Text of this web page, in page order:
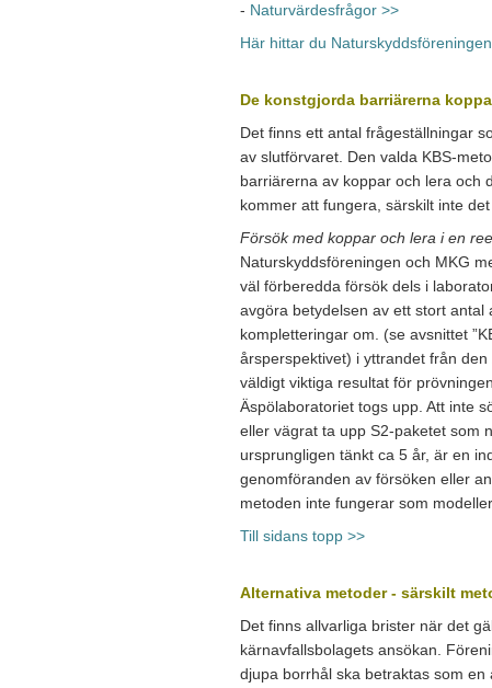
- Naturvärdesfrågor >>
Här hittar du
De konstgjorda barriärerna
Det finns ett antal frågeställningar
av slutförvaret. Den valda KBS-
barriärerna av koppar och lera och
kommer att fungera, särskilt inte
Försök med koppar och lera i en
Naturskyddsföreningen och MKG
väl förberedda försök dels i
avgöra betydelsen av ett stort
kompletteringar om. (se avsnittet
årsperspektivet) i yttrandet från
väldigt viktiga resultat för
Äspölaboratoriet togs upp. Att inte
eller vägrat ta upp S2-paketet som
ursprungligen tänkt ca 5 år, är en
genomföranden av försöken eller
metoden inte fungerar som
Till sidans topp >>
Alternativa metoder - särskilt
Det finns allvarliga brister när det
kärnavfallsbolagets ansökan.
djupa borrhål ska betraktas som